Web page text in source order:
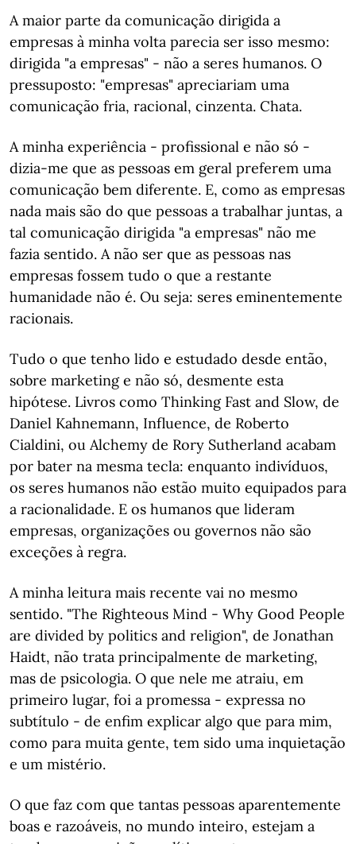
A maior parte da comunicação dirigida a
empresas à minha volta parecia ser isso mesmo:
dirigida "a empresas" - não a seres humanos. O
pressuposto: "empresas" apreciariam uma
comunicação fria, racional, cinzenta. Chata.
A minha experiência - profissional e não só -
dizia-me que as pessoas em geral preferem uma
comunicação bem diferente. E, como as empresas
nada mais são do que pessoas a trabalhar juntas, a
tal comunicação dirigida "a empresas" não me
fazia sentido. A não ser que as pessoas nas
empresas fossem tudo o que a restante
humanidade não é. Ou seja: seres eminentemente
racionais.
Tudo o que tenho lido e estudado desde então,
sobre marketing e não só, desmente esta
hipótese. Livros como Thinking Fast and Slow, de
Daniel Kahnemann, Influence, de Roberto
Cialdini, ou Alchemy de Rory Sutherland acabam
por bater na mesma tecla: enquanto indivíduos,
os seres humanos não estão muito equipados para
a racionalidade. E os humanos que lideram
empresas, organizações ou governos não são
exceções à regra.
A minha leitura mais recente vai no mesmo
sentido. "The Righteous Mind - Why Good People
are divided by politics and religion", de Jonathan
Haidt, não trata principalmente de marketing,
mas de psicologia. O que nele me atraiu, em
primeiro lugar, foi a promessa - expressa no
subtítulo - de enfim explicar algo que para mim,
como para muita gente, tem sido uma inquietação
e um mistério.
O que faz com que tantas pessoas aparentemente
boas e razoáveis, no mundo inteiro, estejam a